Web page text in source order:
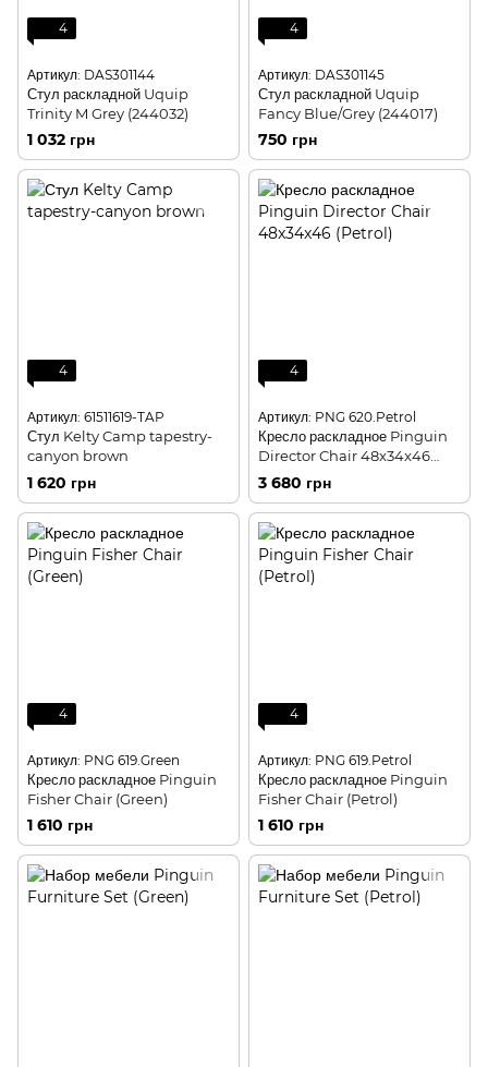
4
Артикул: DAS301144
Стул раскладной Uquip
Trinity M Grey (244032)
1 032 грн
4
Артикул: DAS301145
Стул раскладной Uquip
Fancy Blue/Grey (244017)
750 грн
4
Артикул: 61511619-TAP
Стул Kelty Camp tapestry-
canyon brown
1 620 грн
4
Артикул: PNG 620.Petrol
Кресло раскладное Pinguin
Director Chair 48x34x46
(Petrol)
3 680 грн
4
Артикул: PNG 619.Green
Кресло раскладное Pinguin
Fisher Chair (Green)
1 610 грн
4
Артикул: PNG 619.Petrol
Кресло раскладное Pinguin
Fisher Chair (Petrol)
1 610 грн